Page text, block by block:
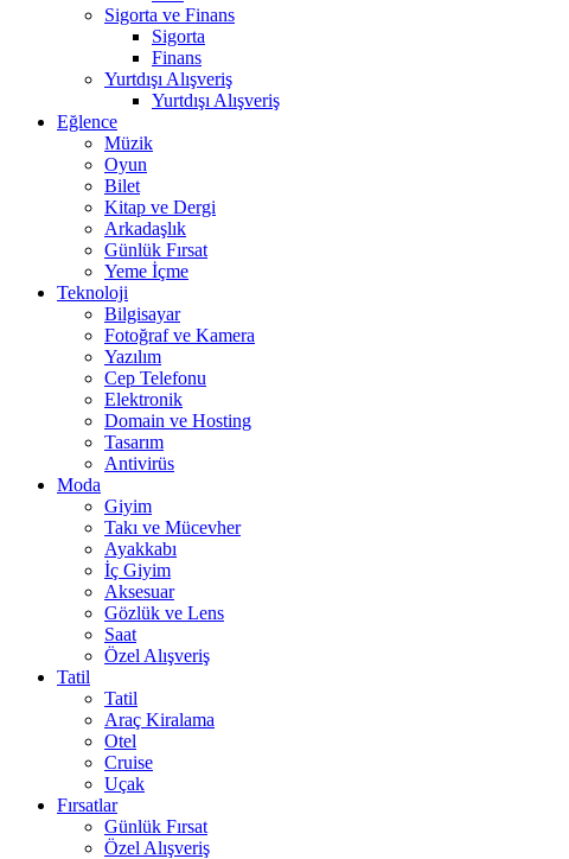
Sigorta ve Finans
Sigorta
Finans
Yurtdışı Alışveriş
Yurtdışı Alışveriş
Eğlence
Müzik
Oyun
Bilet
Kitap ve Dergi
Arkadaşlık
Günlük Fırsat
Yeme İçme
Teknoloji
Bilgisayar
Fotoğraf ve Kamera
Yazılım
Cep Telefonu
Elektronik
Domain ve Hosting
Tasarım
Antivirüs
Moda
Giyim
Takı ve Mücevher
Ayakkabı
İç Giyim
Aksesuar
Gözlük ve Lens
Saat
Özel Alışveriş
Tatil
Tatil
Araç Kiralama
Otel
Cruise
Uçak
Fırsatlar
Günlük Fırsat
Özel Alışveriş